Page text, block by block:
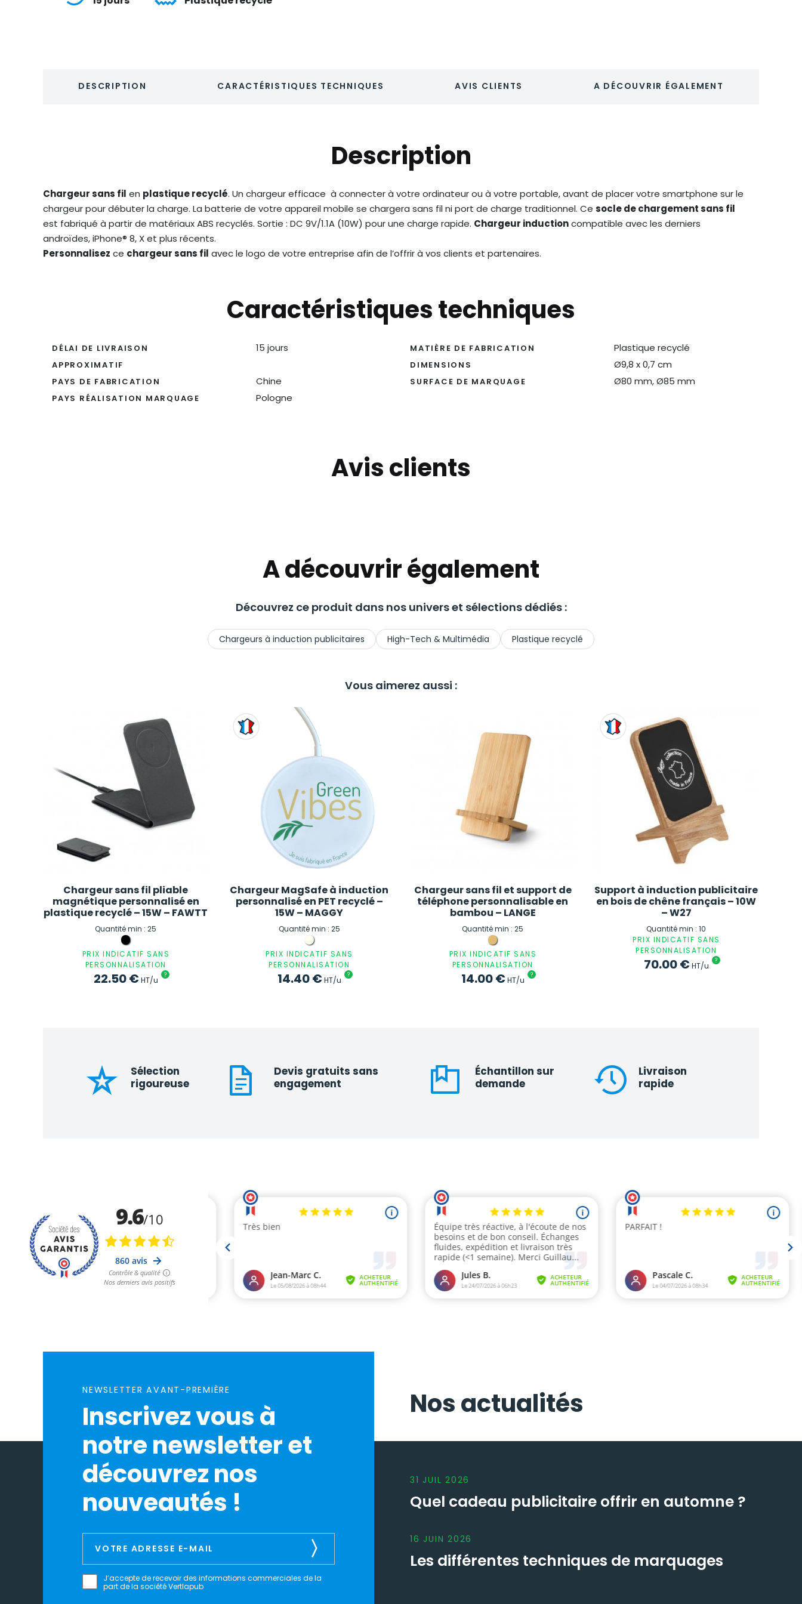
DESCRIPTION CARACTÉRISTIQUES TECHNIQUES AVIS CLIENTS A DÉCOUVRIR ÉGALEMENT
Description
Chargeur sans fil en plastique recyclé. Un chargeur efficace à connecter à votre ordinateur ou à votre portable, avant de placer votre smartphone sur le
chargeur pour débuter la charge. La batterie de votre appareil mobile se chargera sans fil ni port de charge traditionnel. Ce socle de chargement sans fil
est fabriqué à partir de matériaux ABS recyclés. Sortie : DC 9V/1.1A (10W) pour une charge rapide. Chargeur inductioncompatible avec les derniers
androïdes, iPhone® 8, X et plus récents.
Personnalisez ce chargeur sans fil avec le logo de votre entreprise afin de l’offrir à vos clients et partenaires.
Caractéristiques techniques
DÉLAI DE LIVRAISON
APPROXIMATIF
15 jours
PAYS DE FABRICATION Chine
PAYS RÉALISATION MARQUAGE Pologne
MATIÈRE DE FABRICATION Plastique recyclé
DIMENSIONS Ø9,8 x 0,7 cm
SURFACE DE MARQUAGE Ø80 mm, Ø85 mm
Avis clients
A découvrir également
Découvrez ce produit dans nos univers et sélections dédiés :
Chargeurs à induction publicitaires High-Tech & Multimédia Plastique recyclé
Vous aimerez aussi :
Chargeur sans fil pliable
magnétique personnalisé en
plastique recyclé – 15W – FAWTT
Quantité min : 25
PRIX INDICATIF SANS
PERSONNALISATION
22.50€HT/u
?
Chargeur MagSafe à induction
personnalisé en PET recyclé –
15W – MAGGY
Quantité min : 25
PRIX INDICATIF SANS
PERSONNALISATION
14.40€HT/u
?
Chargeur sans fil et support de
téléphone personnalisable en
bambou – LANGE
Quantité min : 25
PRIX INDICATIF SANS
PERSONNALISATION
14.00€HT/u
?
Support à induction publicitaire
en bois de chêne français – 10W
– W27
Quantité min : 10
PRIX INDICATIF SANS
PERSONNALISATION
70.00€HT/u
?
Sélection
rigoureuse
Devis gratuits sans
engagement
Échantillon sur
demande
Livraison
rapide
NEWSLETTER AVANT-PREMIÈRE
Inscrivez vous à
notre newsletter et
découvrez nos
nouveautés !
J’accepte de recevoir des informations commerciales de la
part de la société Vertlapub
Nos actualités
31 JUIL 2026
Quel cadeau publicitaire offrir en automne ?
16 JUIN 2026
Les différentes techniques de marquages